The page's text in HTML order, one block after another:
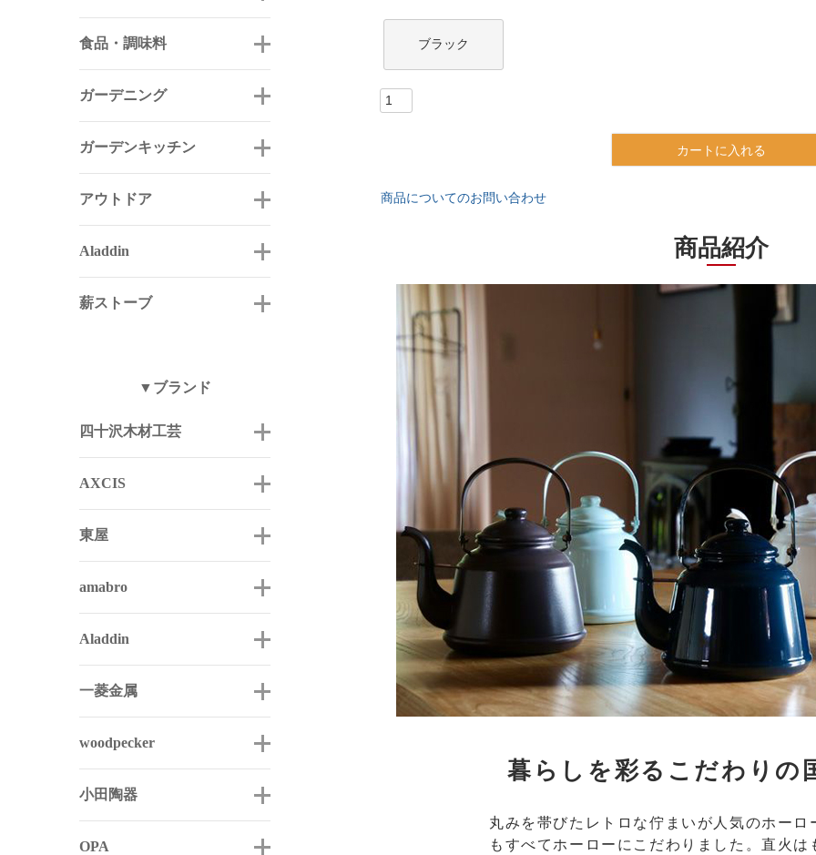
食品・調味料
ガーデニング
ガーデンキッチン
アウトドア
Aladdin
薪ストーブ
▼ブランド
四十沢木材工芸
AXCIS
東屋
amabro
Aladdin
一菱金属
woodpecker
小田陶器
OPA
ブラック
カートに入れる
商品についてのお問い合わせ
商品紹介
暮らしを彩るこだわりの
丸みを帯びたレトロな佇まいが人気のホーロ
もすべてホーローにこだわりました。直火